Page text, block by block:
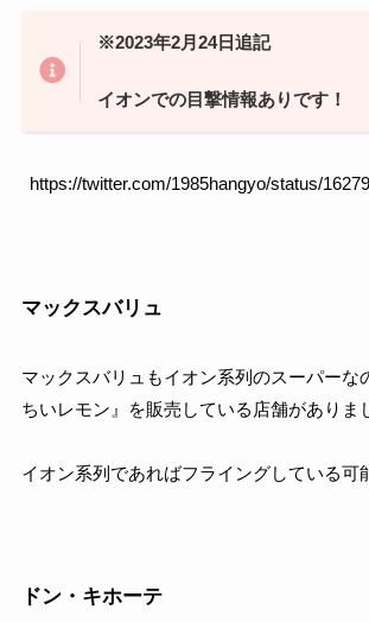
※2023年2月24日追記
イオンでの目撃情報ありです！
https://twitter.com/1985hangyo/status/
マックスバリュ
マックスバリュもイオン系列のスーパーな
ちいレモン』を販売している店舗がありま
イオン系列であればフライングしている可
ドン・キホーテ